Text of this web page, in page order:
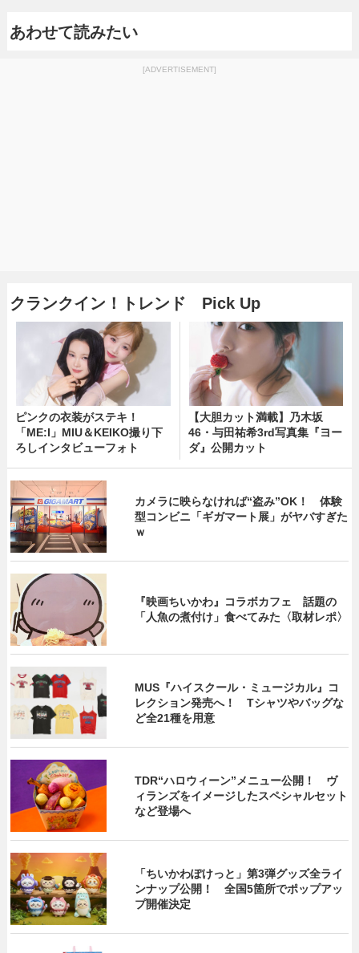
あわせて読みたい
[ADVERTISEMENT]
クランクイン！トレンド Pick Up
ピンクの衣装がステキ！
「ME:I」MIU＆KEIKO撮り下
ろしインタビューフォト
【大胆カット満載】乃木坂
46・与田祐希3rd写真集『ヨー
ダ』公開カット
カメラに映らなければ“盗み”OK！ 体験
型コンビニ「ギガマート展」がヤバすぎた
ｗ
『映画ちいかわ』コラボカフェ 話題の
「人魚の煮付け」食べてみた〈取材レポ〉
MUS『ハイスクール・ミュージカル』コ
レクション発売へ！ Tシャツやバッグな
ど全21種を用意
TDR“ハロウィーン”メニュー公開！ ヴ
ィランズをイメージしたスペシャルセット
など登場へ
「ちいかわぽけっと」第3弾グッズ全ライ
ンナップ公開！ 全国5箇所でポップアッ
プ開催決定